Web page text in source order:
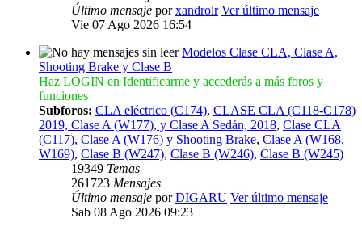
Último mensaje porxandrolr Ver último mensaje
Vie 07 Ago 2026 16:54
Modelos Clase CLA, Clase A,
Shooting Brake y Clase B
Haz LOGIN en Identificarme y accederás a más foros y
funciones
Subforos: CLA eléctrico (C174), CLASE CLA (C118-C178)
2019, Clase A (W177), y Clase A Sedán, 2018, Clase CLA
(C117), Clase A (W176) y Shooting Brake, Clase A (W168,
W169), Clase B (W247), Clase B (W246), Clase B (W245)
19349 Temas
261723 Mensajes
Último mensaje porDIGARU Ver último mensaje
Sab 08 Ago 2026 09:23